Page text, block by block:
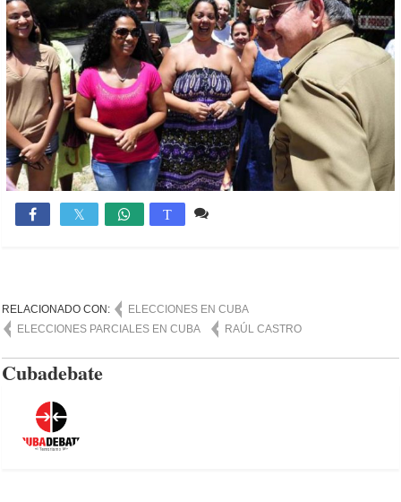
 T
RELACIONADO CON:
ELECCIONES EN CUBA
ELECCIONES PARCIALES EN CUBA
RAÚL CASTRO
Cubadebate